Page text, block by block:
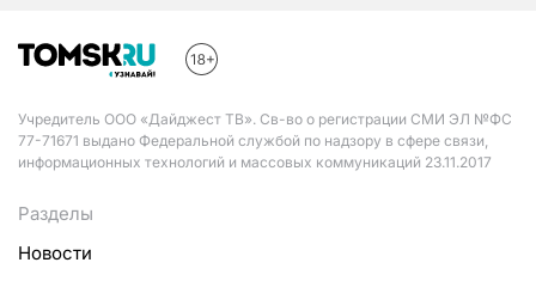
Учредитель ООО «Дайджест ТВ». Св-во о регистрации СМИ ЭЛ №ФС
77-71671 выдано Федеральной службой по надзору в сфере связи,
информационных технологий и массовых коммуникаций 23.11.2017
Разделы
Новости